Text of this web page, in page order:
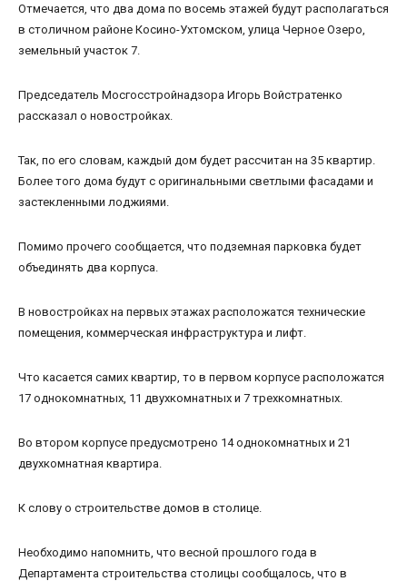
Отмечается, что два дома по восемь этажей будут располагаться
в столичном районе Косино-Ухтомском, улица Черное Озеро,
земельный участок 7.
Председатель Мосгосстройнадзора Игорь Войстратенко
рассказал о новостройках.
Так, по его словам, каждый дом будет рассчитан на 35 квартир.
Более того дома будут с оригинальными светлыми фасадами и
застекленными лоджиями.
Помимо прочего сообщается, что подземная парковка будет
объединять два корпуса.
В новостройках на первых этажах расположатся технические
помещения, коммерческая инфраструктура и лифт.
Что касается самих квартир, то в первом корпусе расположатся
17 однокомнатных, 11 двухкомнатных и 7 трехкомнатных.
Во втором корпусе предусмотрено 14 однокомнатных и 21
двухкомнатная квартира.
К слову о строительстве домов в столице.
Необходимо напомнить, что весной прошлого года в
Департамента строительства столицы сообщалось, что в